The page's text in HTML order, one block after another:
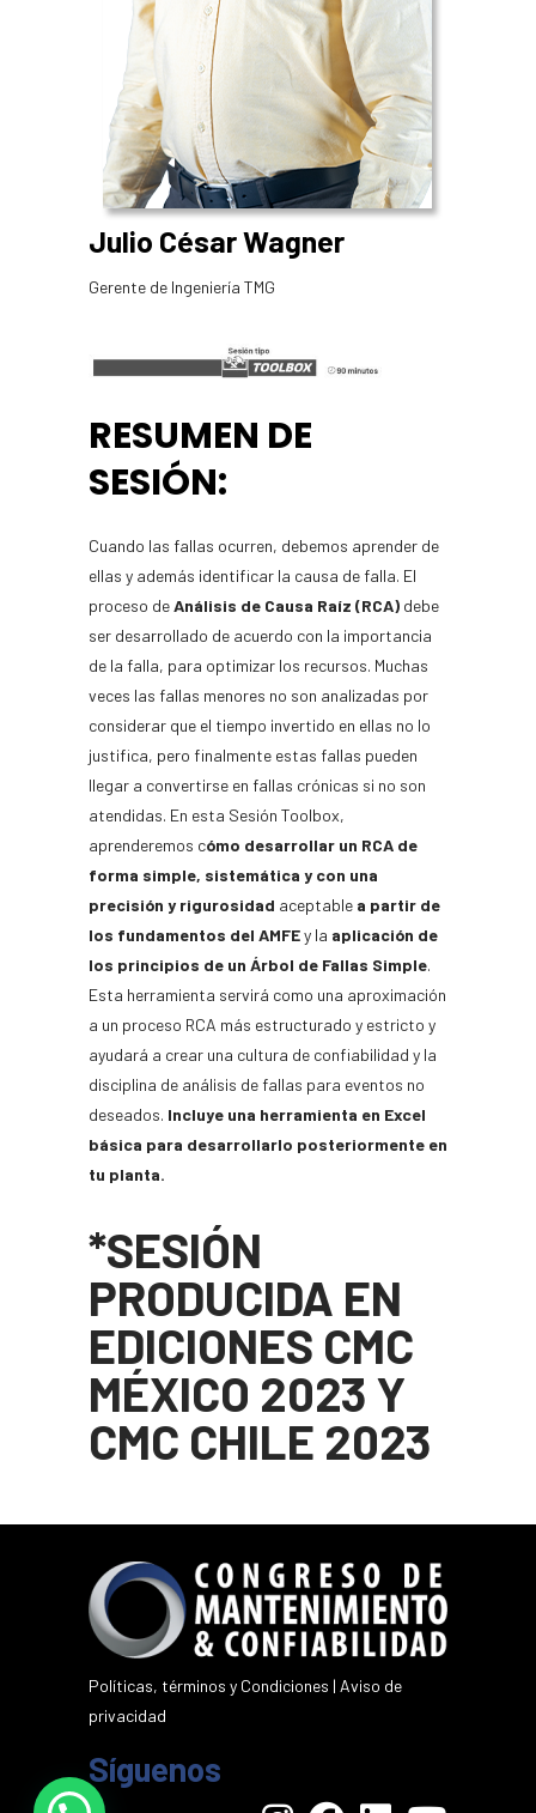
Julio César Wagner
Gerente de Ingeniería TMG
RESUMEN DE
SESIÓN:
Cuando las fallas ocurren, debemos aprender de
ellas y además identificar la causa de falla. El
proceso deAnálisis de Causa Raíz (RCA) debe
ser desarrollado de acuerdo con la importancia
de la falla, para optimizar los recursos. Muchas
veces las fallas menores no son analizadas por
considerar que el tiempo invertido en ellas no lo
justifica, pero finalmente estas fallas pueden
llegar a convertirse en fallas crónicas si no son
atendidas. En esta Sesión Toolbox,
aprenderemos cómo desarrollar un RCA de
forma simple, sistemática y con una
precisión y rigurosidad aceptable a partir de
los fundamentos del AMFEy la aplicación de
los principios de un Árbol de Fallas Simple.
Esta herramienta servirá como una aproximación
a un proceso RCA más estructurado y estricto y
ayudará a crear una cultura de confiabilidad y la
disciplina de análisis de fallas para eventos no
deseados. Incluye una herramienta en Excel
básica para desarrollarlo posteriormente en
tu planta.
*SESIÓN
PRODUCIDA EN
EDICIONES CMC
MÉXICO 2023 Y
CMC CHILE 2023
Políticas, términos y Condiciones | Aviso de
privacidad
Síguenos